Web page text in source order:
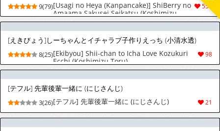
552
9(79)[Usagi no Heya (Kanpancake)] ShiBerry no
Amaama Sakusei Seikatsu (Koshimizu
Toru, Saotome Berry) [Digital]
[えきびょう]しーちゃんとイチャラブ子作りえっち (小清水透)
98
8(25)[Ekibyou] Shii-chan to Icha Love Kozukuri
Ecchi (Koshimizu Toru)
[テフル] 先輩後輩一緒に (にじさんじ)
21
3(26)[テフル] 先輩後輩一緒に (にじさんじ)